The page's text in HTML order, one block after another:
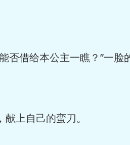
借给本公主一瞧？”一脸
上自己的蛮刀。